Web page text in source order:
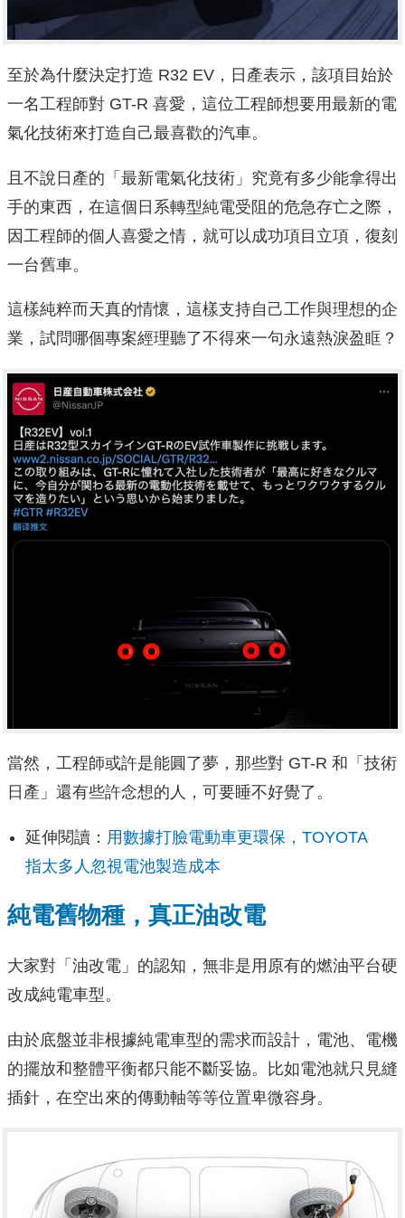
至於為什麼決定打造 R32 EV，日產表示，該項目始於
一名工程師對 GT-R 喜愛，這位工程師想要用最新的電
氣化技術來打造自己最喜歡的汽車。
且不說日產的「最新電氣化技術」究竟有多少能拿得出
手的東西，在這個日系轉型純電受阻的危急存亡之際，
因工程師的個人喜愛之情，就可以成功項目立項，復刻
一台舊車。
這樣純粹而天真的情懷，這樣支持自己工作與理想的企
業，試問哪個專案經理聽了不得來一句永遠熱淚盈眶？
當然，工程師或許是能圓了夢，那些對 GT-R 和「技術
日產」還有些許念想的人，可要睡不好覺了。
延伸閱讀： 用數據打臉電動車更環保，TOYOTA
指太多人忽視電池製造成本
純電舊物種，真正油改電
大家對「油改電」的認知，無非是用原有的燃油平台硬
改成純電車型。
由於底盤並非根據純電車型的需求而設計，電池、電機
的擺放和整體平衡都只能不斷妥協。比如電池就只見縫
插針，在空出來的傳動軸等等位置卑微容身。